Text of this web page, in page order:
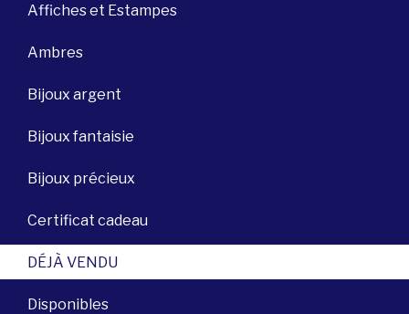
Affiches et Estampes
Ambres
Bijoux argent
Bijoux fantaisie
Bijoux précieux
Certificat cadeau
DÉJÀ VENDU
Disponibles